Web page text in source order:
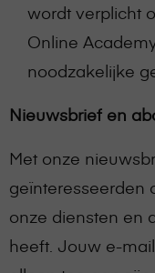
wordt verplicht
Online
noodzakelijke
Nieuwsbrief en
Met onze
geïnteresseerden
onze diensten en
heeft. Jouw e-